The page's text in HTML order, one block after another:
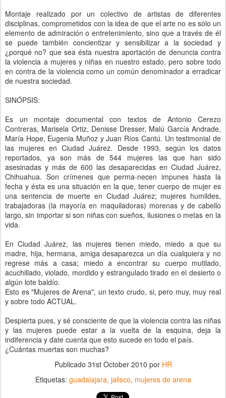
Montaje realizado por un colectivo de artistas de diferentes
disciplinas, comprometidos con la idea de que el arte no es sólo un
elemento de admiración o entretenimiento, sino que a través de él
se puede también concientizar y sensibilizar a la sociedad y
¿porqué no? que sea ésta nuestra aportación de denuncia contra
la violencia a mujeres y niñas en nuestro estado, pero sobre todo
en contra de la violencia como un común denominador a erradicar
de nuestra sociedad.
SINÓPSIS:
Es un montaje documental con textos de Antonio Cerezo
Contreras, Marisela Ortiz, Denisse Dresser, Malú García Andrade,
María Hope, Eugenia Muñoz y Juan Ríos Cantú. Un testimonial de
las mujeres en Ciudad Juárez. Desde 1993, según los datos
reportados, ya son más de 544 mujeres las que han sido
asesinadas y más de 600 las desaparecidas en Ciudad Juárez,
Chihuahua. Son crímenes que perma-necen impunes hasta la
fecha y ésta es una situación en la que, tener cuerpo de mujer es
una sentencia de muerte en Ciudad Juárez; mujeres humildes,
trabajadoras (la mayoría en maquiladoras) morenas y de cabello
largo, sin importar si son niñas con sueños, ilusiones o metas en la
vida.
En Ciudad Juárez, las mujeres tienen miedo, miedo a que su
madre, hija, hermana, amiga desaparezca un día cualquiera y no
regrese más a casa; miedo a encontrar su cuerpo mutilado,
acuchillado, violado, mordido y estrangulado tirado en el desierto o
algún lote baldío.
Esto es "Mujeres de Arena", un texto crudo, si, pero muy, muy real
y sobre todo ACTUAL.
Despierta pues, y sé consciente de que la violencia contra las niñas
y las mujeres puede estar a la vuelta de la esquina, deja la
indiferencia y date cuenta que esto sucede en todo el país.
¿Cuántas muertas son muchas?
Publicado 31st October 2010 por HR
Etiquetas: guadalajara jalisco mujeres de arena